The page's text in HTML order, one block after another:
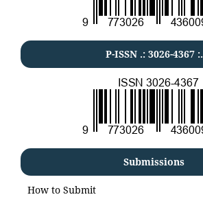
P-ISSN .: 3026-4367:.
Submissions
How to Submit